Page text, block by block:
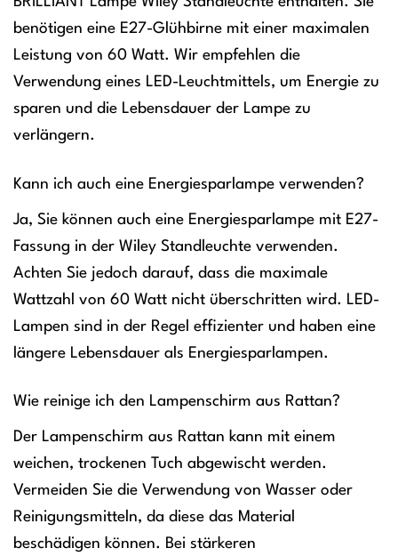
benötigen eine E27-Glühbirne mit einer maximalen
Leistung von 60 Watt. Wir empfehlen die
Verwendung eines LED-Leuchtmittels, um Energie zu
sparen und die Lebensdauer der Lampe zu
verlängern.
Kann ich auch eine Energiesparlampe verwenden?
Ja, Sie können auch eine Energiesparlampe mit E27-
Fassung in der Wiley Standleuchte verwenden.
Achten Sie jedoch darauf, dass die maximale
Wattzahl von 60 Watt nicht überschritten wird. LED-
Lampen sind in der Regel effizienter und haben eine
längere Lebensdauer als Energiesparlampen.
Wie reinige ich den Lampenschirm aus Rattan?
Der Lampenschirm aus Rattan kann mit einem
weichen, trockenen Tuch abgewischt werden.
Vermeiden Sie die Verwendung von Wasser oder
Reinigungsmitteln, da diese das Material
beschädigen können. Bei stärkeren